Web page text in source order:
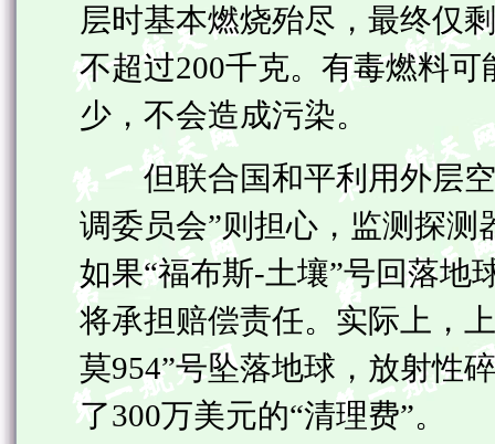
层时基本燃烧殆尽，最终仅
不超过200千克。有毒燃料
少，不会造成污染。
但联合国和平利用外层空
调委员会”则担心，监测探
如果“福布斯-土壤”号回落地
将承担赔偿责任。实际上，
莫954”号坠落地球，放射性
了300万美元的“清理费”。